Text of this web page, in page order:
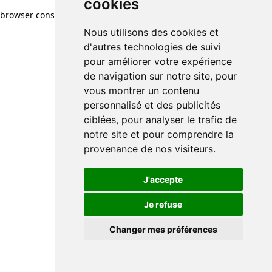
cookies
Nous utilisons des cookies et
d'autres technologies de suivi
pour améliorer votre expérience
de navigation sur notre site, pour
vous montrer un contenu
personnalisé et des publicités
ciblées, pour analyser le trafic de
notre site et pour comprendre la
provenance de nos visiteurs.
J'accepte
Je refuse
Changer mes préférences
browser console for more information)